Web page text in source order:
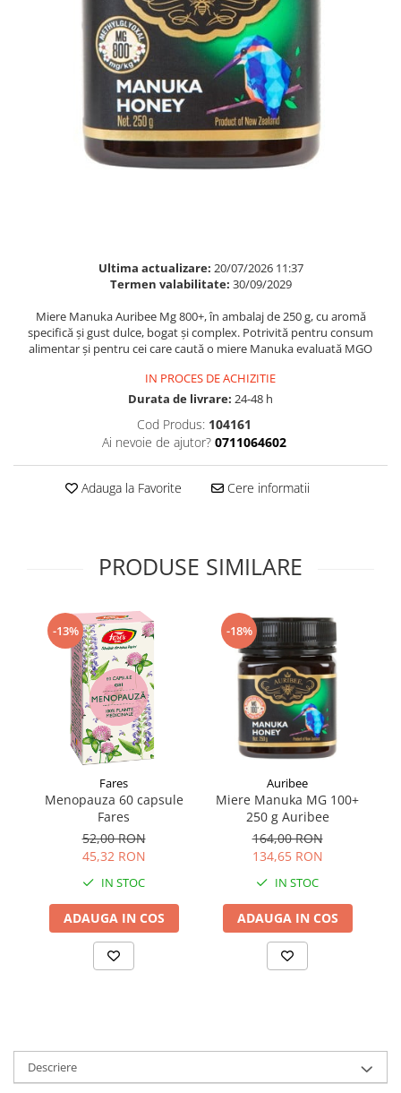
Probiotice si prebiotice
Sanatate urinara
Sistemul respirator
Supliment Complexe
Supliment Magneziu
Supliment Vitamina B
Supliment Vitamina D3
Supliment Vitamina E
Tincturi si Gemoderivate
Vitamine si minerale
Balsam masca si tratament
Produse cu SPF Pentru Fata
Repelenti insecte
Ultima actualizare: 20/07/2026 11:37
Termen valabilitate: 30/09/2029
Miere Manuka Auribee Mg 800+, în ambalaj de 250 g, cu aromă
specifică și gust dulce, bogat și complex. Potrivită pentru consum
alimentar și pentru cei care caută o miere Manuka evaluată MGO
IN PROCES DE ACHIZITIE
Durata de livrare: 24-48 h
Cod Produs: 104161
Ai nevoie de ajutor? 0711064602
Adauga la Favorite Cere informatii
PRODUSE SIMILARE
-13%
Fares
Menopauza 60 capsule
Fares
52,00 RON
45,32 RON
IN STOC
ADAUGA IN COS
-18%
Auribee
Miere Manuka MG 100+
250 g Auribee
164,00 RON
134,65 RON
IN STOC
ADAUGA IN COS
Descriere